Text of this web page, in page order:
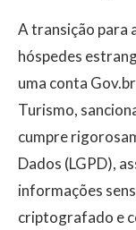
A transição para
hóspedes
uma conta
Turismo,
cumpre
Dados (LGPD),
informações
criptografado e